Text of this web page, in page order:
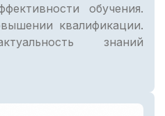
обучения.
квалификации.
знаний